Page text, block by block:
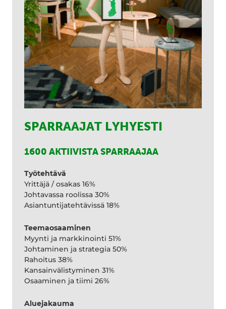
SPARRAAJAT LYHYESTI
1600 AKTIIVISTA SPARRAAJAA
Työtehtävä
Yrittäjä / osakas 16%
Johtavassa roolissa 30%
Asiantuntijatehtävissä 18%
Teemaosaaminen
Myynti ja markkinointi 51%
Johtaminen ja strategia 50%
Rahoitus 38%
Kansainvälistyminen 31%
Osaaminen ja tiimi 26%
Aluejakauma